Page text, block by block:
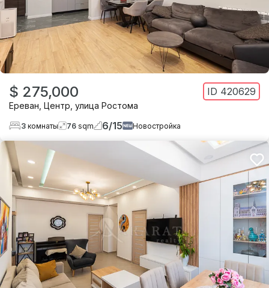
$ 275,000 ID 420629
Ереван Центр улица Ростома
3 комнаты 76 sqm 6/15 Новостройка